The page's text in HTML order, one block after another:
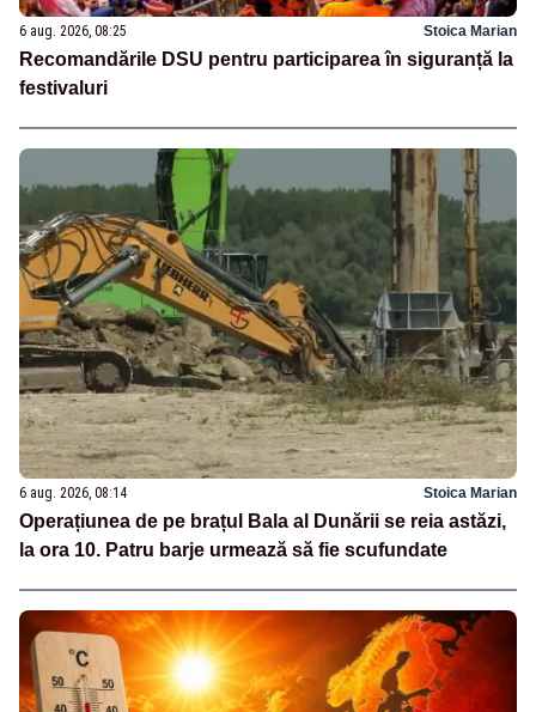
6 aug. 2026, 08:25 Stoica Marian
Recomandările DSU pentru participarea în siguranță la
festivaluri
6 aug. 2026, 08:14 Stoica Marian
Operațiunea de pe brațul Bala al Dunării se reia astăzi,
la ora 10. Patru barje urmează să fie scufundate